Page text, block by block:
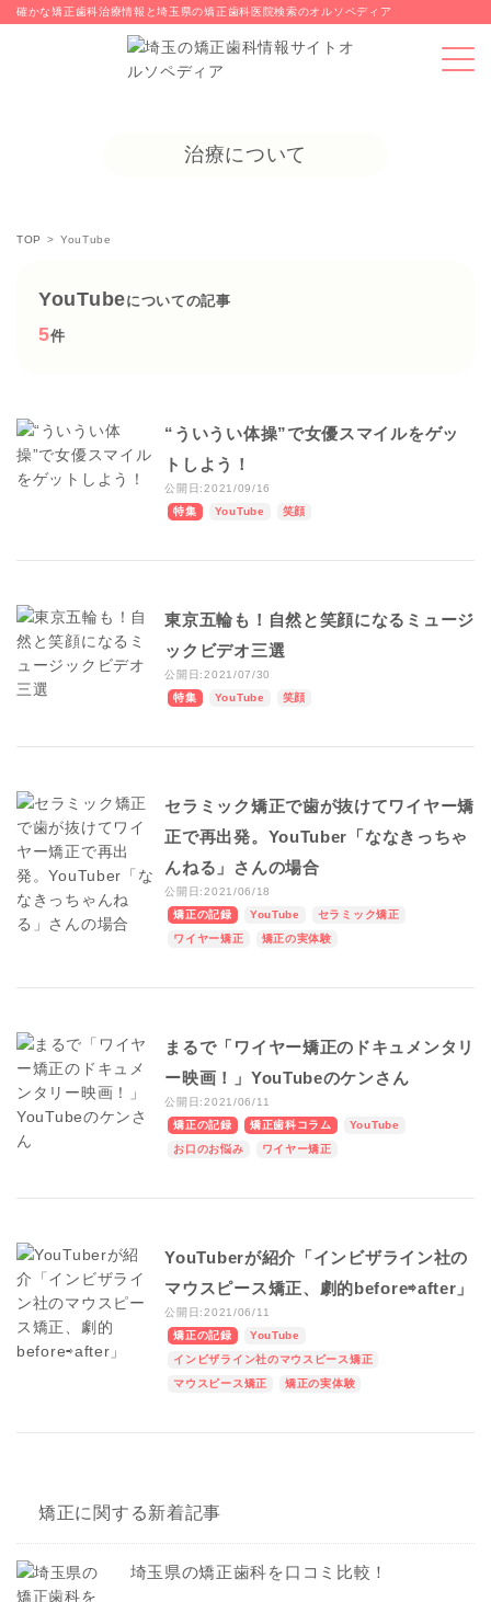
確かな矯正歯科治療情報と埼玉県の矯正歯科医院検索のオルソペディア
治療について
TOP YouTube
YouTubeについての記事
5件
“ういうい体操”で女優スマイルをゲッ
トしよう！
公開日:2021/09/16
特集
YouTube 笑顔
東京五輪も！自然と笑顔になるミュージ
ックビデオ三選
公開日:2021/07/30
特集
YouTube 笑顔
セラミック矯正で歯が抜けてワイヤー矯
正で再出発。YouTuber「ななきっちゃ
んねる」さんの場合
公開日:2021/06/18
矯正の記録
YouTube
セラミック矯正
ワイヤー矯正
矯正の実体験
まるで「ワイヤー矯正のドキュメンタリ
ー映画！」YouTubeのケンさん
公開日:2021/06/11
矯正の記録
矯正歯科コラム
YouTube
お口のお悩み
ワイヤー矯正
YouTuberが紹介「インビザライン社の
マウスピース矯正、劇的before⇨after」
公開日:2021/06/11
矯正の記録
YouTube
インビザライン社のマウスピース矯正
マウスピース矯正
矯正の実体験
矯正に関する新着記事
埼玉県の矯正歯科を口コミ比較！